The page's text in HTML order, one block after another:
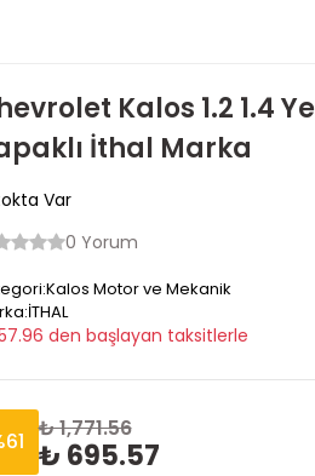
Kalos 1.2 1.4
İthal Marka
Var
0 Yorum
:Kalos Motor ve Mekanik
:İTHAL
den başlayan taksitlerle
61 ₺ 1,771.56
₺ 695.57